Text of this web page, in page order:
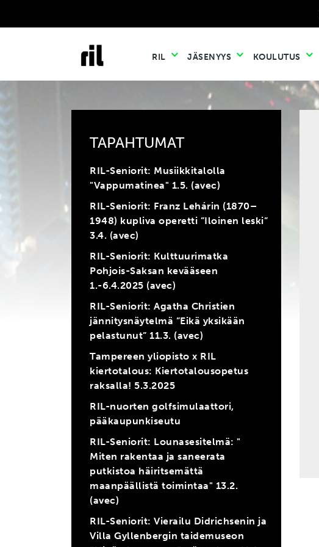
RIL JÄSENYYS KOULUTUS
TAPAHTUMAT
RIL-Seniorit: Musiikkitalolla
"Vappumatinea" 1.5. (avec)
RIL-Seniorit: Franz Lehárin (1870–
1948) kupliva operetti ”Iloinen leski”
3.4. (avec)
RIL-Seniorit: Kulttuurimatka
Pohjois-Saksan kevääseen
1.-6.4.2025 (avec)
RIL-Seniorit: Agatha Christien
jännitysnäytelmä ”Eikä yksikään
pelastunut” 11.3. (avec)
Tampereen yliopisto x RIL
kiertotalous: Kiertotalousopetus
raksalla! 5.3.2025
RIL-nuorten golfsimulaattori,
pääkaupunkiseutu
RIL-Seniorit: Lounasesitelmä: "
Miten rakentaa ja saneerata
putkistoa häiritsemättä
maanpäällistä toimintaa" 13.2.
(avec)
RIL-Seniorit: Vierailu Didrichsenin ja
Villa Gyllenbergin taidemuseon